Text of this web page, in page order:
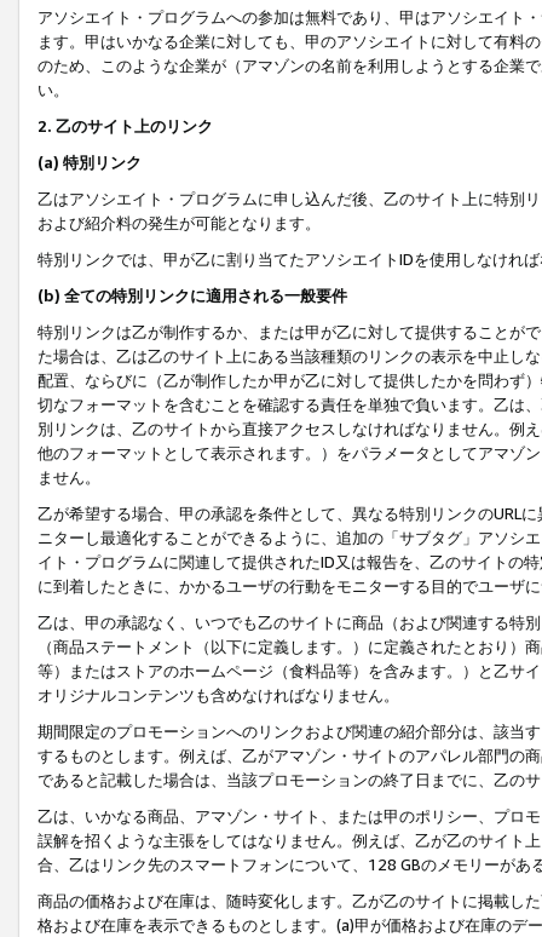
アソシエイト・プログラムへの参加は無料であり、甲はアソシエイト
ます。甲はいかなる企業に対しても、甲のアソシエイトに対して有料
のため、このような企業が（アマゾンの名前を利用しようとする企業
い。
2. 乙のサイト上のリンク
(a) 特別リンク
乙はアソシエイト・プログラムに申し込んだ後、乙のサイト上に特別
および紹介料の発生が可能となります。
特別リンクでは、甲が乙に割り当てたアソシエイトIDを使用しなけれ
(b) 全ての特別リンクに適用される一般要件
特別リンクは乙が制作するか、または甲が乙に対して提供することが
た場合は、乙は乙のサイト上にある当該種類のリンクの表示を中止し
配置、ならびに（乙が制作したか甲が乙に対して提供したかを問わず
切なフォーマットを含むことを確認する責任を単独で負います。乙は
別リンクは、乙のサイトから直接アクセスしなければなりません。例
他のフォーマットとして表示されます。）をパラメータとしてアマゾ
ません。
乙が希望する場合、甲の承認を条件として、異なる特別リンクのURL
ニターし最適化することができるように、追加の「サブタグ」アソシ
イト・プログラムに関連して提供されたID又は報告を、乙のサイトの
に到着したときに、かかるユーザの行動をモニターする目的でユーザ
乙は、甲の承認なく、いつでも乙のサイトに商品（および関連する特
（商品ステートメント（以下に定義します。）に定義されたとおり
等）またはストアのホームページ（食料品等）を含みます。）と乙サ
オリジナルコンテンツも含めなければなりません。
期間限定のプロモーションへのリンクおよび関連の紹介部分は、該当
するものとします。例えば、乙がアマゾン・サイトのアパレル部門の
であると記載した場合は、当該プロモーションの終了日までに、乙の
乙は、いかなる商品、アマゾン・サイト、または甲のポリシー、プロ
誤解を招くような主張をしてはなりません。例えば、乙が乙のサイト
合、乙はリンク先のスマートフォンについて、128 GBのメモリーがあ
商品の価格および在庫は、随時変化します。乙が乙のサイトに掲載し
格および在庫を表示できるものとします。(a)甲が価格および在庫の